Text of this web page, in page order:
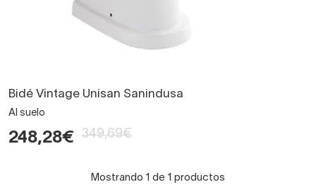
Bidé Vintage Unisan Sanindusa
Al suelo
248,28€ 349,69€
Mostrando 1 de 1 productos